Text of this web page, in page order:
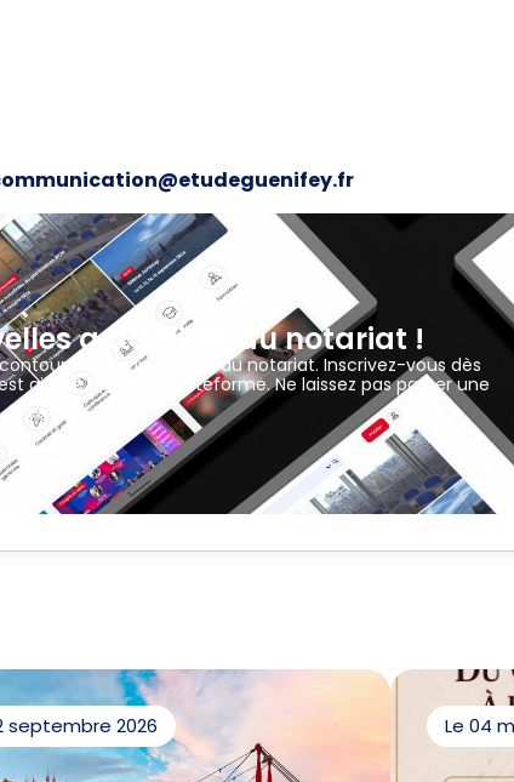
actualités du notariat !
du monde du notariat. Inscrivez-vous dès
ajouté sur notre plateforme. Ne laissez pas passer une
septembre 2026 Le 04